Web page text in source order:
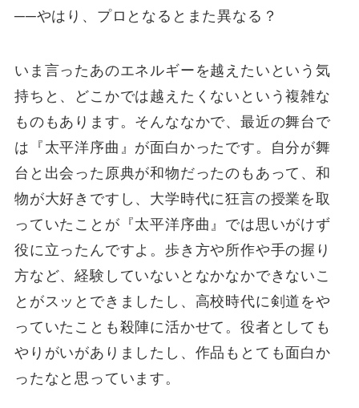
──やはり、プロとなるとまた異なる？
いま言ったあのエネルギーを越えたいという気
持ちと、どこかでは越えたくないという複雑な
ものもあります。そんななかで、最近の舞台で
は『太平洋序曲』が面白かったです。自分が舞
台と出会った原典が和物だったのもあって、和
物が大好きですし、大学時代に狂言の授業を取
っていたことが『太平洋序曲』では思いがけず
役に立ったんですよ。歩き方や所作や手の握り
方など、経験していないとなかなかできないこ
とがスッとできましたし、高校時代に剣道をや
っていたことも殺陣に活かせて。役者としても
やりがいがありましたし、作品もとても面白か
ったなと思っています。